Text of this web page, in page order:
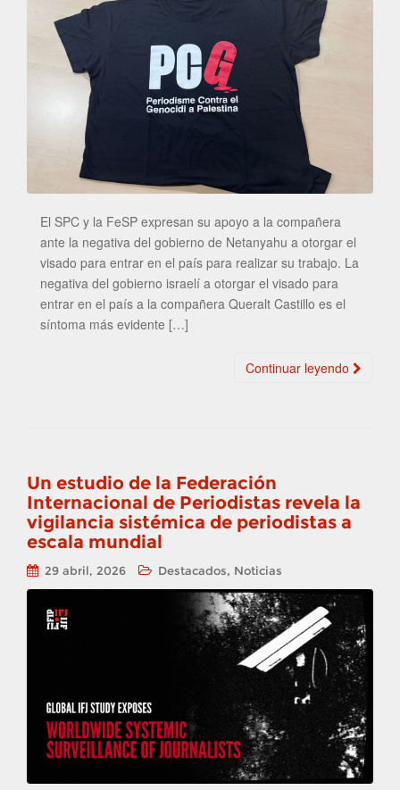
El SPC y la FeSP expresan su apoyo a la compañera
ante la negativa del gobierno de Netanyahu a otorgar el
visado para entrar en el país para realizar su trabajo. La
negativa del gobierno israelí a otorgar el visado para
entrar en el país a la compañera Queralt Castillo es el
síntoma más evidente […]
Continuar leyendo
Un estudio de la Federación
Internacional de Periodistas revela la
vigilancia sistémica de periodistas a
escala mundial
29 abril, 2026 Destacados, Noticias